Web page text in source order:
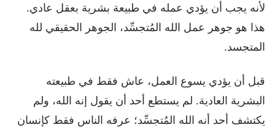
لأنه يجب أن يؤدي عمله في طبيعة بشرية بعقل عادي.
هذا هو جوهر عمل الله المُتجسِّد، الجوهر الحقيقي لله
المتجسد.
قبل أن يؤدي يسوع العمل، عاش فقط في طبيعته
البشرية العادية. لم يستطع أحد أن يقول إنه الله، ولم
يكتشف أحد أنه الله المُتجسِّد؛ عرفه الناس فقط كإنسان